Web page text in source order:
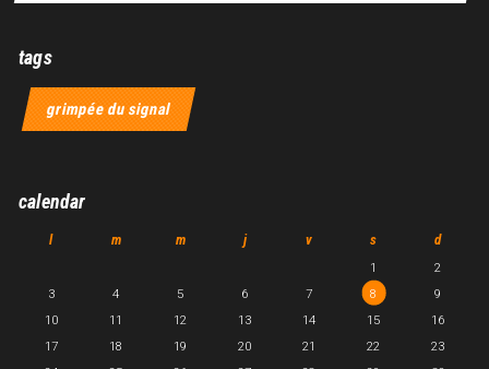
tags
grimpée du signal
calendar
l m m j v s d
1
2
3
4 5 6 7 8
9
10
11 12 13 14 15
16
17
18 19 20 21 22
23